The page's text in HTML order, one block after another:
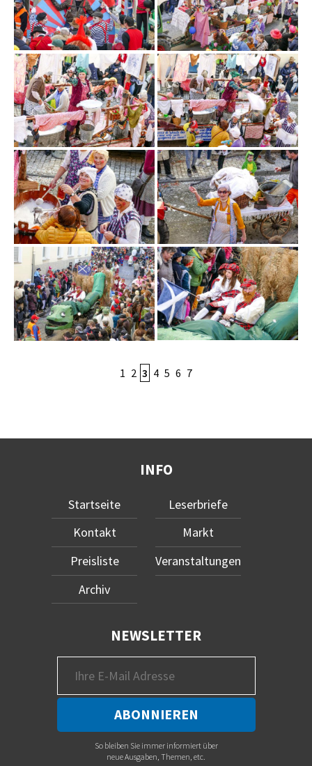
1 2 3 4 5 6 7
INFO
Startseite
Kontakt
Preisliste
Archiv
Leserbriefe
Markt
Veranstaltungen
NEWSLETTER
So bleiben Sie immer informiert über
neue Ausgaben, Themen, etc.